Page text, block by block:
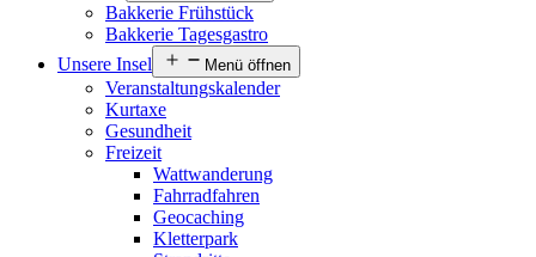
Bakkerie Frühstück
Bakkerie Tagesgastro
Unsere Insel
Menü öffnen
Veranstaltungskalender
Kurtaxe
Gesundheit
Freizeit
Wattwanderung
Fahrradfahren
Geocaching
Kletterpark